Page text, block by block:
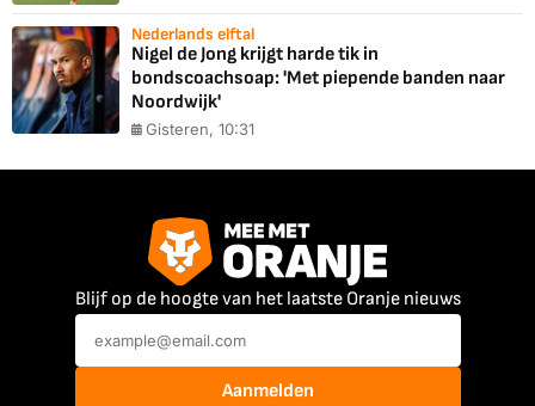
Nederlands elftal
Nigel de Jong krijgt harde tik in
bondscoachsoap: 'Met piepende banden naar
Noordwijk'
Gisteren, 10:31
Blijf op de hoogte van het laatste Oranje nieuws
Aanmelden